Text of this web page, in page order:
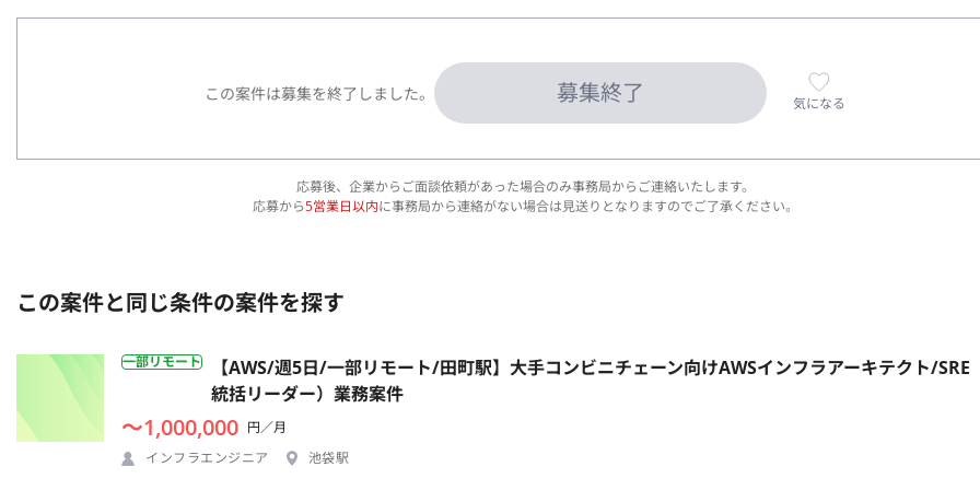
この案件は募集を終了しました。 募集終了 気になる
応募後、企業からご面談依頼があった場合のみ事務局からご連絡いたします。
応募から5営業日以内に事務局から連絡がない場合は見送りとなりますのでご了承ください。
この案件と同じ条件の案件を探す
一部リモート
【AWS/週5日/一部リモート/田町駅】大手コンビニチェーン向けAWSインフラアーキテクト/SRE
統括リーダー）業務案件
〜1,000,000 円／月
インフラエンジニア
池袋駅